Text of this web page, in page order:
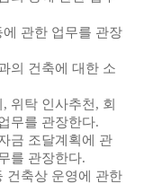
관한 업무를 관장
의 건축에 대한 소
, 위탁 인사추천 , 회
무를 관장한다.
금 조달계획에 관
를 관장한다.
건축상 운영에 관한